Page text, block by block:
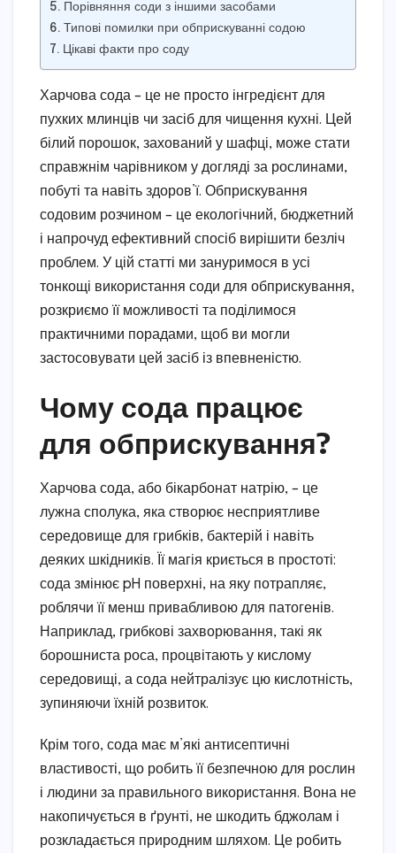
Порівняння соди з іншими засобами
Типові помилки при обприскуванні содою
Цікаві факти про соду
Харчова сода – це не просто інгредієнт для
пухких млинців чи засіб для чищення кухні. Цей
білий порошок, захований у шафці, може стати
справжнім чарівником у догляді за рослинами,
побуті та навіть здоров’ї. Обприскування
содовим розчином – це екологічний, бюджетний
і напрочуд ефективний спосіб вирішити безліч
проблем. У цій статті ми зануримося в усі
тонкощі використання соди для обприскування,
розкриємо її можливості та поділимося
практичними порадами, щоб ви могли
застосовувати цей засіб із впевненістю.
Чому сода працює
для обприскування?
Харчова сода, або бікарбонат натрію, – це
лужна сполука, яка створює несприятливе
середовище для грибків, бактерій і навіть
деяких шкідників. Її магія криється в простоті:
сода змінює pH поверхні, на яку потрапляє,
роблячи її менш привабливою для патогенів.
Наприклад, грибкові захворювання, такі як
борошниста роса, процвітають у кислому
середовищі, а сода нейтралізує цю кислотність,
зупиняючи їхній розвиток.
Крім того, сода має м’які антисептичні
властивості, що робить її безпечною для рослин
і людини за правильного використання. Вона не
накопичується в ґрунті, не шкодить бджолам і
розкладається природним шляхом. Це робить